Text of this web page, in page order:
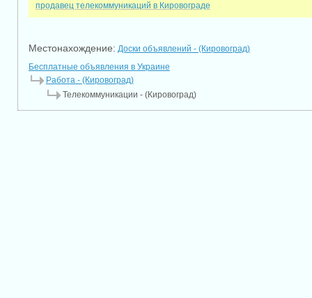
продавец телекоммуникаций в Кировограде
Местонахождение: Доски объявлений - (Кировоград)
Бесплатные объявления в Украине
Работа - (Кировоград)
Телекоммуникации - (Кировоград)